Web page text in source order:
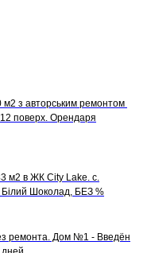
м2 з авторським ремонтом
поверх. Орендаря
м2 в ЖК City Lake. с.
Білий Шоколад, БЕЗ %
ремонта. Дом №1 - Введён